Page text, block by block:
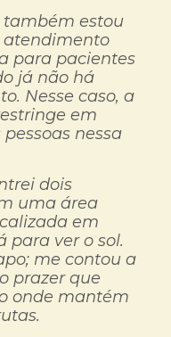
também estou
atendimento
para pacientes
já não há
Nesse caso, a
em
nessa
dois
uma área
em
para ver o sol.
me contou a
prazer que
onde mantém